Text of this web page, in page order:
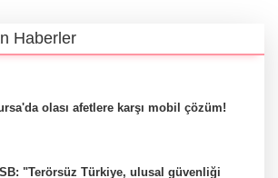
Haberler
olası afetlere karşı mobil çözüm!
"Terörsüz Türkiye, ulusal güvenliği